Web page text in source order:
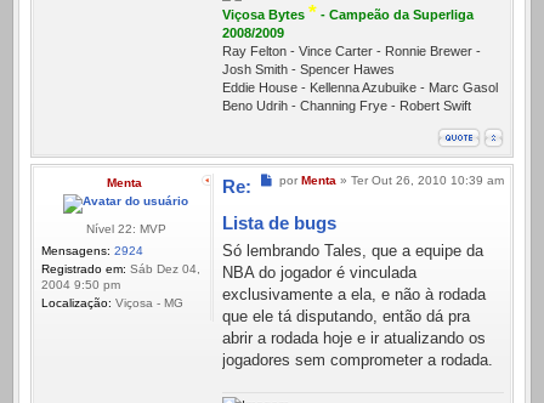
Viçosa Bytes * - Campeão da Superliga
2008/2009
Ray Felton - Vince Carter - Ronnie Brewer -
Josh Smith - Spencer Hawes
Eddie House - Kellenna Azubuike - Marc Gasol
Beno Udrih - Channing Frye - Robert Swift
Menta
Nível 22: MVP
Mensagens: 2924
Registrado em: Sáb Dez 04,
2004 9:50 pm
Localização: Viçosa - MG
Mensagem
por Menta » Ter Out 26, 2010 10:39 am
Re:
Lista de bugs
Só lembrando Tales, que a equipe da
NBA do jogador é vinculada
exclusivamente a ela, e não à rodada
que ele tá disputando, então dá pra
abrir a rodada hoje e ir atualizando os
jogadores sem comprometer a rodada.